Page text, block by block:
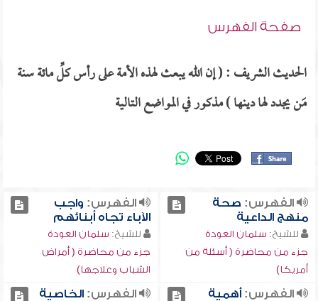
صفحة الفهرس
الحديث الشريف : ( إن الله يبعث لهذه الأمة على رأس كلِّ مائة سنة
مَن يجدد لها دينها ) مذكور في المواضع التالية
الفهرس: صحة
منهج الداعية
للشيخ: سلمان العودة
جزء من محاضرة ( أسئلة من
أمريكا)
الفهرس: واجب
الآباء تجاه أبنائهم
للشيخ: سلمان العودة
جزء من محاضرة ( أمراض
الشباب وعلاجها)
الفهرس:أهمية
الفهرس:الخاصية